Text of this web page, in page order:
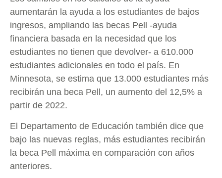
aumentarán la ayuda a los estudiantes de bajos
ingresos, ampliando las becas Pell -ayuda
financiera basada en la necesidad que los
estudiantes no tienen que devolver- a 610.000
estudiantes adicionales en todo el país. En
Minnesota, se estima que 13.000 estudiantes más
recibirán una beca Pell, un aumento del 12,5% a
partir de 2022.
El Departamento de Educación también dice que
bajo las nuevas reglas, más estudiantes recibirán
la beca Pell máxima en comparación con años
anteriores.